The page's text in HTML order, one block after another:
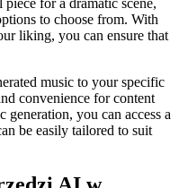
for a dramatic scene,
to choose from. With
liking, you can ensure that
music to your specific
convenience for content
you can access a
be easily tailored to suit